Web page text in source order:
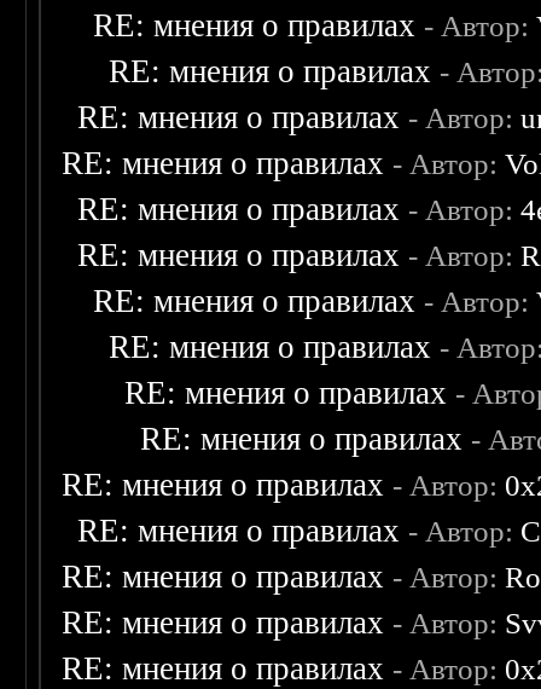
RE: мнения о правилах - Автор:
RE: мнения о правилах -
RE: мнения о правилах - Автор:
RE: мнения о правилах - Автор:
RE: мнения о правилах - Автор:
RE: мнения о правилах - Автор:
RE: мнения о правилах - Автор:
RE: мнения о правилах -
RE: мнения о правилах -
RE: мнения о правилах -
RE: мнения о правилах - Автор:
RE: мнения о правилах - Автор:
RE: мнения о правилах - Автор:
RE: мнения о правилах - Автор:
RE: мнения о правилах - Автор: